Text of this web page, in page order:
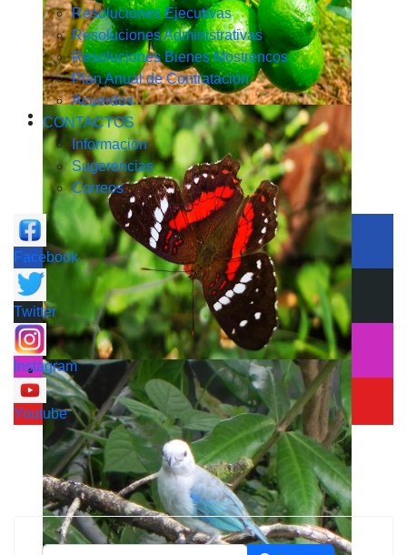
Resoluciones Ejecutivas
Resoluciones Administrativas
Resoluciones Bienes Mostrencos
Plan Anual de Contratación
Acuerdos
CONTACTOS
Información
Sugerencias
Correos
Facebook
Twitter
Instagram
Youtube